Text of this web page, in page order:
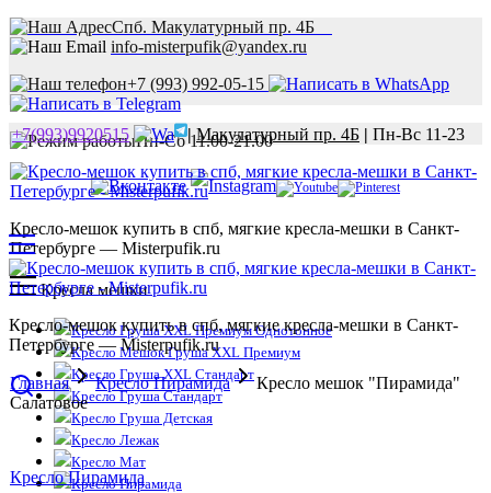
Спб. Макулатурный пр. 4Б
info-misterpufik@yandex.ru
+7 (993) 992-05-15
Пн-Сб 11.00-21.00
+7(993)9920515 | Макулатурный пр. 4Б | Пн-Вс 11-23
Кресло-мешок купить в спб, мягкие кресла-мешки в Санкт-
Петербурге — Misterpufik.ru
Кресла мешки
Кресло Груша XXL Премиум Однотонное
Кресло Мешок Груша XXL Премиум
Кресло Груша XXL Стандарт
Кресло Груша Стандарт
Кресло Груша Детская
Кресло Лежак
Кресло Мат
Кресло Пирамида
Кресло-мешок купить в спб, мягкие кресла-мешки в Санкт-
Петербурге — Misterpufik.ru
Главная Кресло Пирамида
Кресло мешок "Пирамида"
Салатовое
Кресло Пирамида